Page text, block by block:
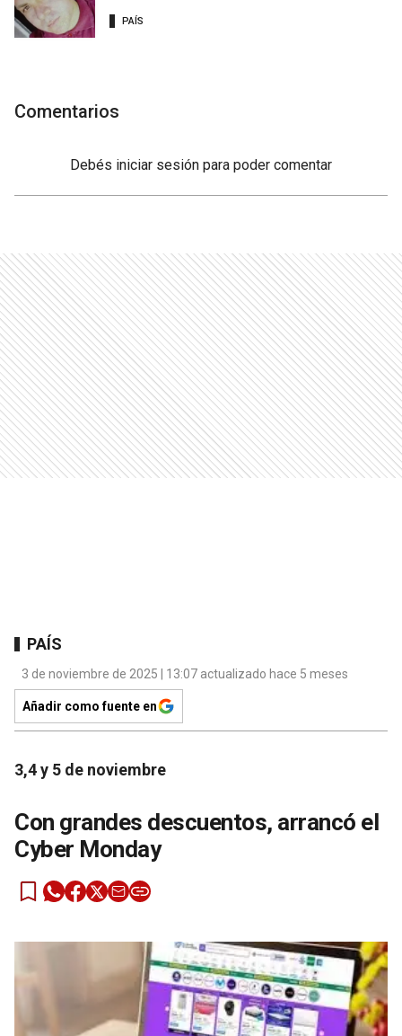
PAÍS
Comentarios
Debés iniciar sesión para poder comentar
PAÍS
3 de noviembre de 2025 | 13:07 actualizado hace 5 meses
Añadir como fuente en
3,4 y 5 de noviembre
Con grandes descuentos, arrancó el
Cyber Monday